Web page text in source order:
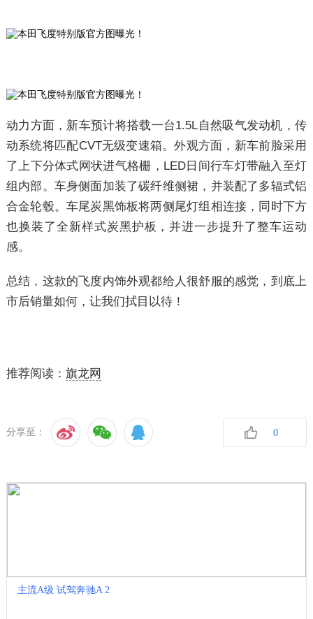
动力方面，新车预计将搭载一台1.5L自然吸气发动机，传
动系统将匹配CVT无级变速箱。外观方面，新车前脸采用
了上下分体式网状进气格栅，LED日间行车灯带融入至灯
组内部。车身侧面加装了碳纤维侧裙，并装配了多辐式铝
合金轮毂。车尾炭黑饰板将两侧尾灯组相连接，同时下方
也换装了全新样式炭黑护板，并进一步提升了整车运动
感。
总结，这款的飞度内饰外观都给人很舒服的感觉，到底上
市后销量如何，让我们拭目以待！
推荐阅读： 旗龙网
分享至： 0
主流A级 试驾奔驰A 2